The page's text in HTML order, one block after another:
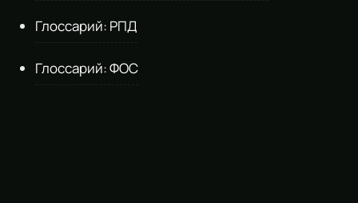
Глоссарий: РПД
Глоссарий: ФОС